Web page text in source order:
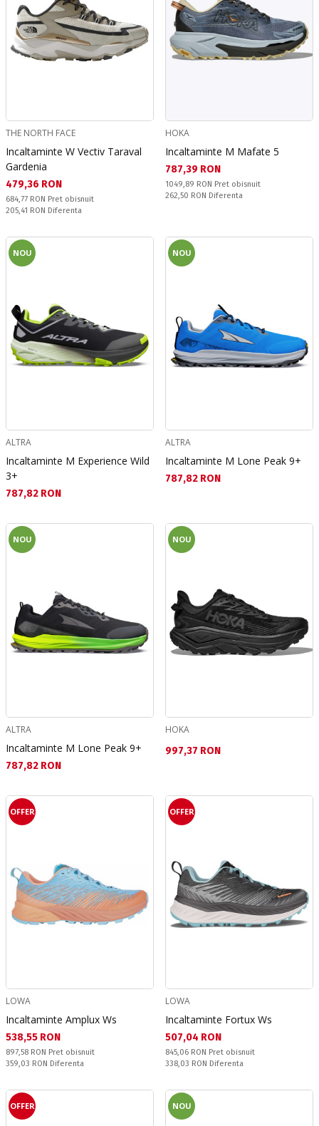
THE NORTH FACE
Incaltaminte W Vectiv Taraval
Gardenia
Текуща цена:
479,36 RON
Pret obisnuit:
684,77 RON Pret obisnuit
Спестявате:
205,41 RON Diferenta
HOKA
Incaltaminte M Mafate 5
Текуща цена:
787,39 RON
Pret obisnuit:
1049,89 RON Pret obisnuit
Спестявате:
262,50 RON Diferenta
NOU
ALTRA
Incaltaminte M Experience Wild
3+
Текуща цена:
787,82 RON
NOU
ALTRA
Incaltaminte M Lone Peak 9+
Текуща цена:
787,82 RON
NOU
ALTRA
Incaltaminte M Lone Peak 9+
Текуща цена:
787,82 RON
NOU
HOKA
Текуща цена:
997,37 RON
OFFER
LOWA
Incaltaminte Amplux Ws
Текуща цена:
538,55 RON
Pret obisnuit:
897,58 RON Pret obisnuit
Спестявате:
359,03 RON Diferenta
OFFER
LOWA
Incaltaminte Fortux Ws
Текуща цена:
507,04 RON
Pret obisnuit:
845,06 RON Pret obisnuit
Спестявате:
338,03 RON Diferenta
OFFER NOU